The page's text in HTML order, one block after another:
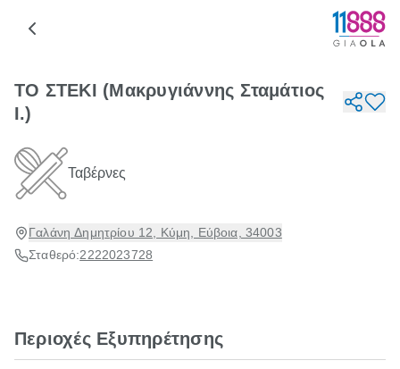
ΤΟ ΣΤΕΚΙ (Μακρυγιάννης Σταμάτιος
Ι.)
Ταβέρνες
Γαλάνη Δημητρίου 12, Κύμη, Εύβοια, 34003
Σταθερό:2222023728
Περιοχές Εξυπηρέτησης